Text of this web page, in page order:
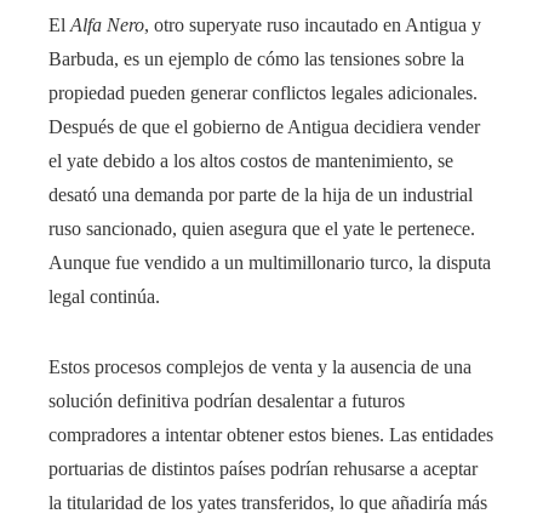
El Alfa Nero, otro superyate ruso incautado en Antigua y
Barbuda, es un ejemplo de cómo las tensiones sobre la
propiedad pueden generar conflictos legales adicionales.
Después de que el gobierno de Antigua decidiera vender
el yate debido a los altos costos de mantenimiento, se
desató una demanda por parte de la hija de un industrial
ruso sancionado, quien asegura que el yate le pertenece.
Aunque fue vendido a un multimillonario turco, la disputa
legal continúa.
Estos procesos complejos de venta y la ausencia de una
solución definitiva podrían desalentar a futuros
compradores a intentar obtener estos bienes. Las entidades
portuarias de distintos países podrían rehusarse a aceptar
la titularidad de los yates transferidos, lo que añadiría más